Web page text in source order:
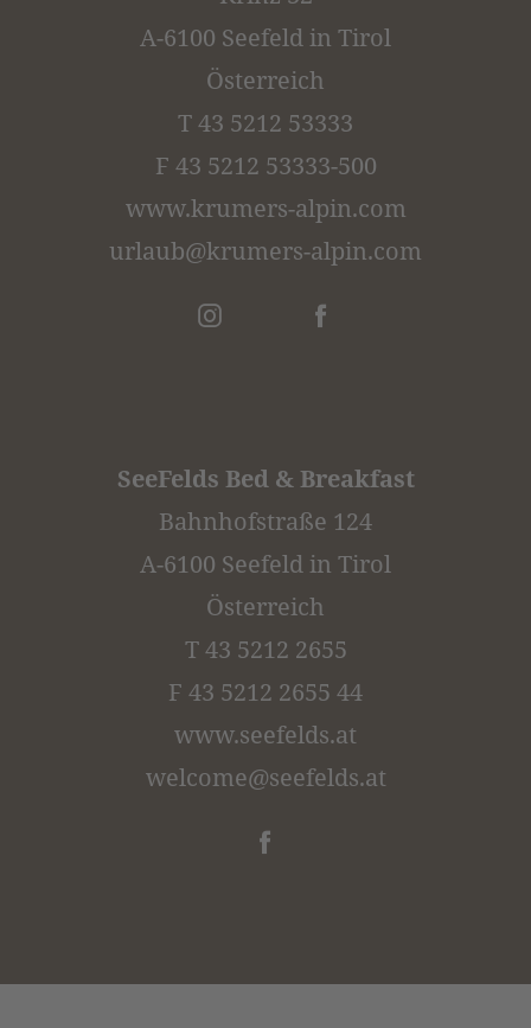
A-6100 Seefeld in Tirol
Österreich
T 43 5212 53333
F 43 5212 53333-500
www.krumers-alpin.com
urlaub@krumers-alpin.com
SeeFelds Bed & Breakfast
Bahnhofstraße 124
A-6100 Seefeld in Tirol
Österreich
T 43 5212 2655
F 43 5212 2655 44
www.seefelds.at
welcome@seefelds.at